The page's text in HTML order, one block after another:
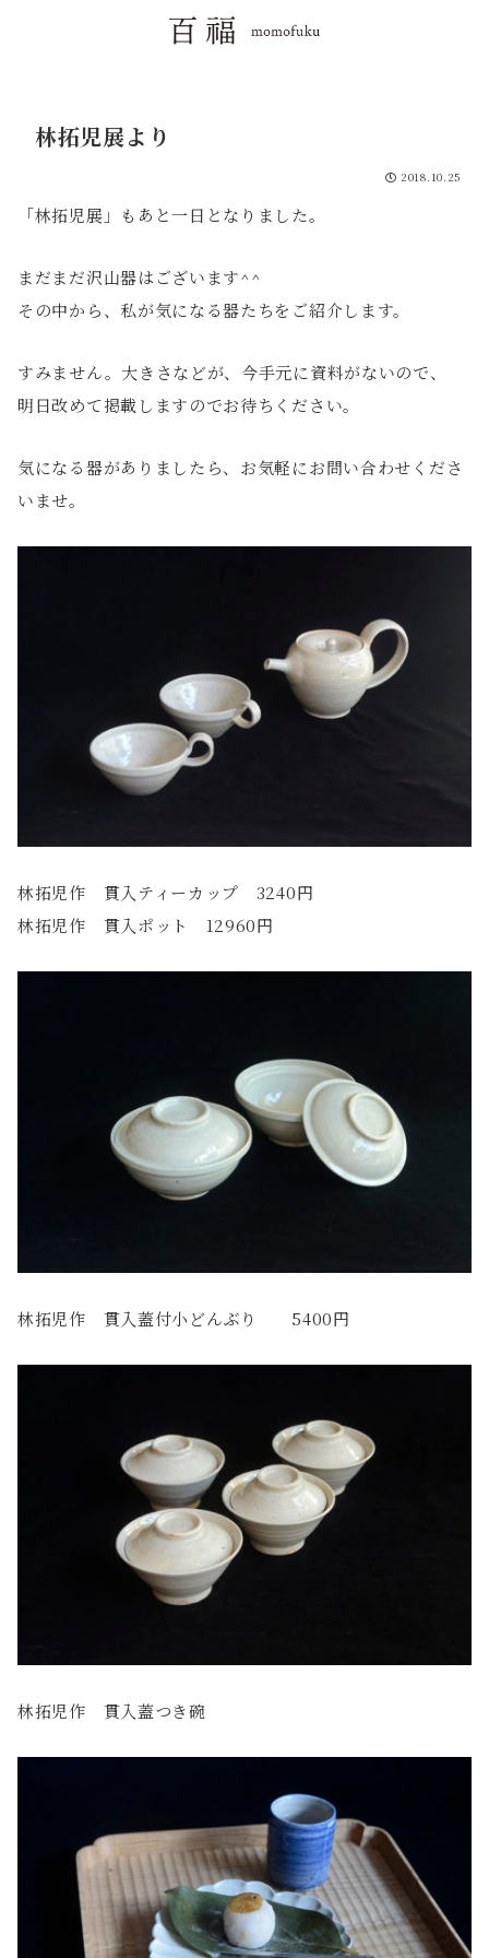
林拓児展より
2018.10.25
「林拓児展」もあと一日となりました。
まだまだ沢山器はございます^^
その中から、私が気になる器たちをご紹介します。
すみません。大きさなどが、今手元に資料がないので、
明日改めて掲載しますのでお待ちください。
気になる器がありましたら、お気軽にお問い合わせくださ
いませ。
林拓児作 貫入ティーカップ 3240円
林拓児作 貫入ポット 12960円
林拓児作 貫入蓋付小どんぶり 5400円
林拓児作 貫入蓋つき碗